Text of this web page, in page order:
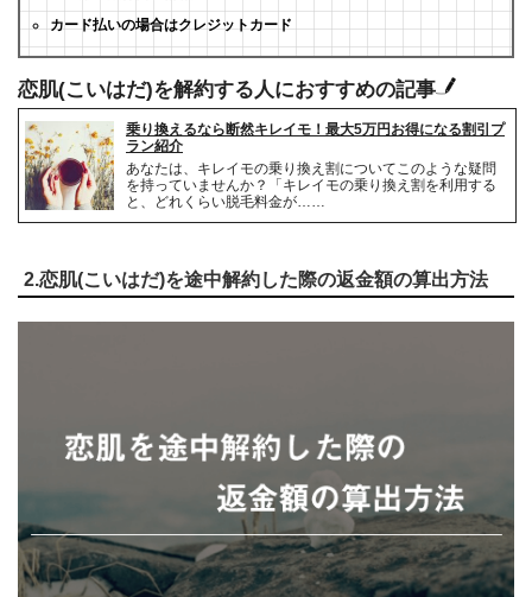
カード払いの場合はクレジットカード
恋肌(こいはだ)を解約する人におすすめの記事
乗り換えるなら断然キレイモ！最大5万円お得になる割引プ
ラン紹介
あなたは、キレイモの乗り換え割についてこのような疑問
を持っていませんか？「キレイモの乗り換え割を利用する
と、どれくらい脱毛料金が……
2.恋肌(こいはだ)を途中解約した際の返金額の算出方法